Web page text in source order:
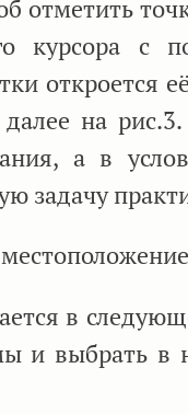
отметить
курсора с
на
а в
задачу
в
и выбрать в